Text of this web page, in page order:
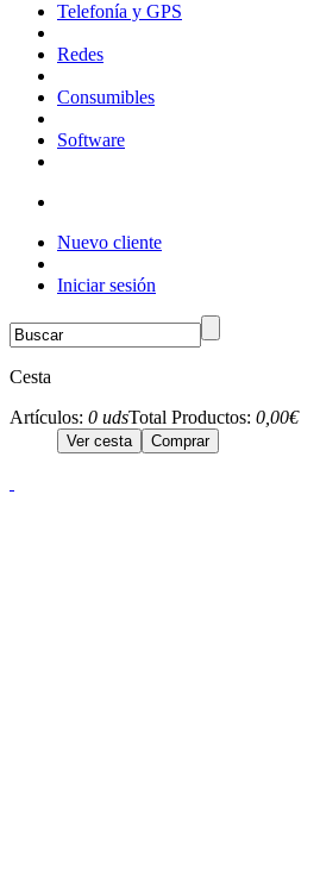
Telefonía y GPS
Redes
Consumibles
Software
Nuevo cliente
Iniciar sesión
Cesta
Artículos: 0 udsTotal Productos: 0,00€